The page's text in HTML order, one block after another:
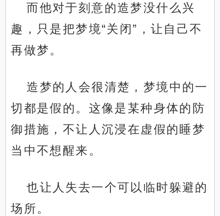
而他对于刻意的造梦没什么兴
趣，只是把梦境“关闭”，让自己不
再做梦。
造梦的人会很清楚，梦境中的一
切都是假的。这像是某种身体的防
御措施，不让人沉浸在虚假的睡梦
当中不想醒来。
也让人失去一个可以临时躲避的
场所。